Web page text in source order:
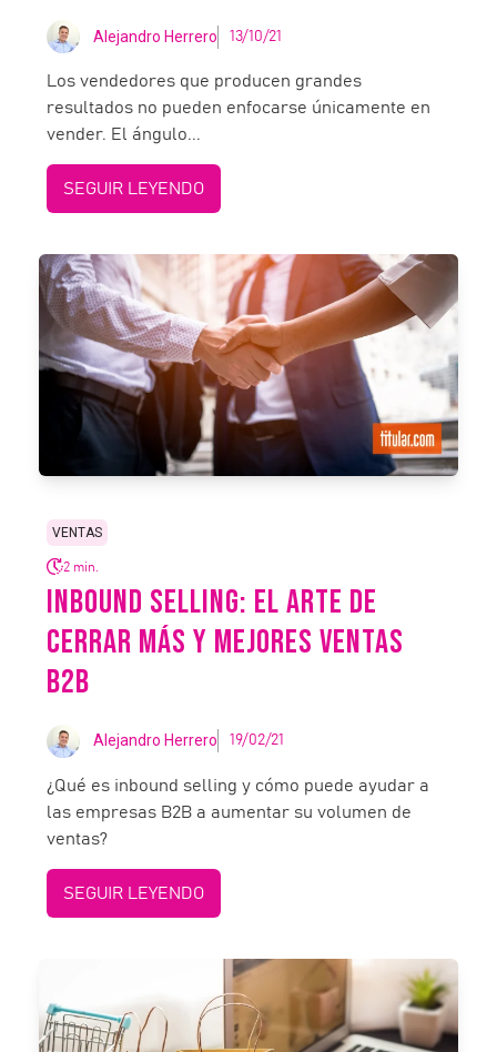
Alejandro Herrero 13/10/21
Los vendedores que producen grandes
resultados no pueden enfocarse únicamente en
vender. El ángulo...
SEGUIR LEYENDO
VENTAS
2 min.
INBOUND SELLING: EL ARTE DE
CERRAR MÁS Y MEJORES VENTAS
B2B
Alejandro Herrero 19/02/21
¿Qué es inbound selling y cómo puede ayudar a
las empresas B2B a aumentar su volumen de
ventas?
SEGUIR LEYENDO